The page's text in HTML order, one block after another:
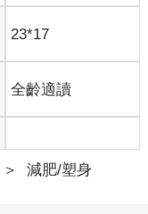
23*17
全齡適讀
＞ 減肥/塑身